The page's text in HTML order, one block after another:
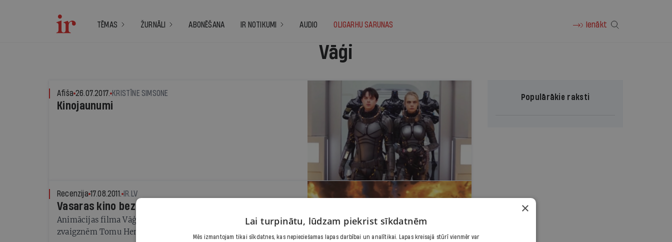
TĒMAS ŽURNĀLI ABONĒŠANA IR NOTIKUMI AUDIO OLIGARHU SARUNAS Ienākt
Vāģi
Afiša 26.07.2017. KRISTĪNE SIMSONE
Kinojaunumi
Recenzija 17.08.2011. IR.LV
Vasaras kino bez iedvesmas
Animācijas filma Vāģi 2 un Lerijs Krauns ar Holivudas
zvaigznēm Tomu Henksu un Džūliju Roberstu - garlaicība!
Populārākie raksti
×
Lai turpinātu, lūdzam piekrist sīkdatnēm
Mēs izmantojam tikai sīkdatnes, kas nepieciešamas lapas darbībai un analītikai. Lapas kreisajā stūrī vienmēr var